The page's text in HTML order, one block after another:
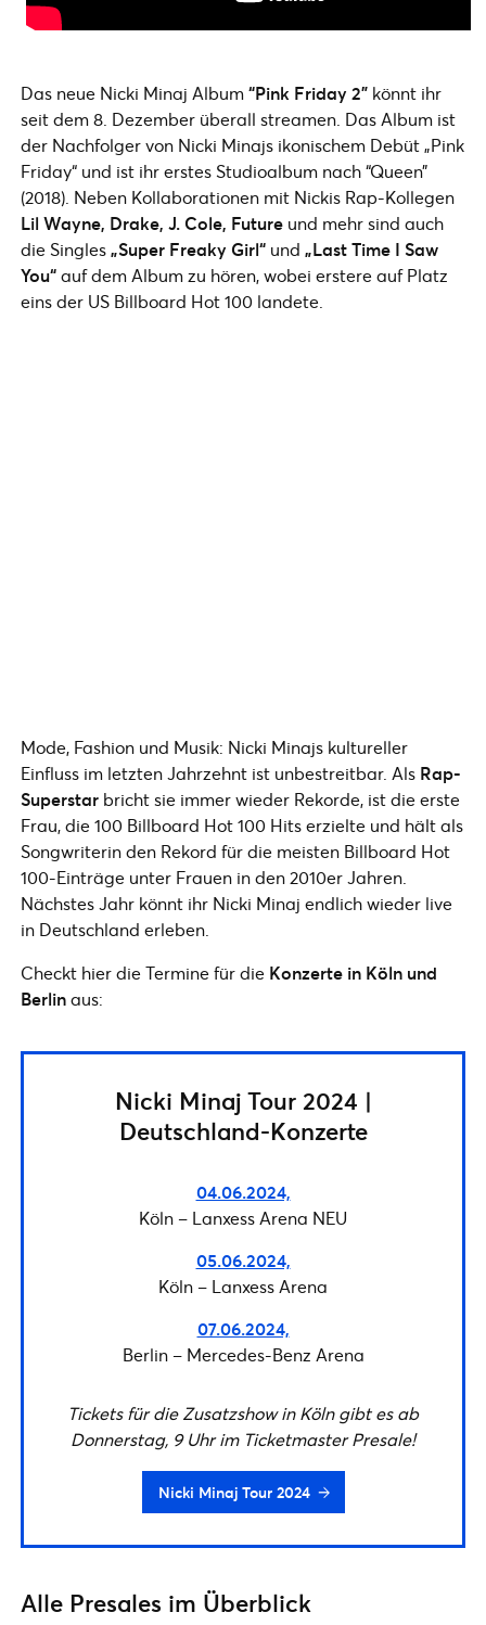
Das neue Nicki Minaj Album“Pink Friday 2” könnt ihr
seit dem 8. Dezember überall streamen. Das Album ist
der Nachfolger von Nicki Minajs ikonischem Debüt „Pink
Friday“ und ist ihr erstes Studioalbum nach “Queen”
(2018). Neben Kollaborationen mit Nickis Rap-Kollegen
Lil Wayne, Drake, J. Cole, Future und mehr sind auch
die Singles„Super Freaky Girl“ und „Last Time I Saw
You“auf dem Album zu hören, wobei erstere auf Platz
eins der US Billboard Hot 100 landete.
Mode, Fashion und Musik: Nicki Minajs kultureller
Einfluss im letzten Jahrzehnt ist unbestreitbar. Als Rap-
Superstar bricht sie immer wieder Rekorde, ist die erste
Frau, die 100 Billboard Hot 100 Hits erzielte und hält als
Songwriterin den Rekord für die meisten Billboard Hot
100-Einträge unter Frauen in den 2010er Jahren.
Nächstes Jahr könnt ihr Nicki Minaj endlich wieder live
in Deutschland erleben.
Checkt hier die Termine für die Konzerte in Köln und
Berlinaus:
Nicki Minaj Tour 2024 |
Deutschland-Konzerte
04.06.2024,
Köln – Lanxess Arena NEU
05.06.2024,
Köln – Lanxess Arena
07.06.2024,
Berlin – Mercedes-Benz Arena
Tickets für die Zusatzshow in Köln gibt es ab
Donnerstag, 9 Uhr im Ticketmaster Presale!
Nicki Minaj Tour 2024
Alle Presales im Überblick